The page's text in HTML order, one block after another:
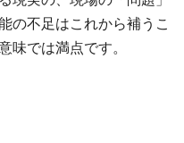
の不足はこれから補うこ
味では満点です。